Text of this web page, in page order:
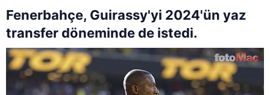
Fenerbahçe, Guirassy'yi 2024'ün yaz
transfer döneminde de istedi.